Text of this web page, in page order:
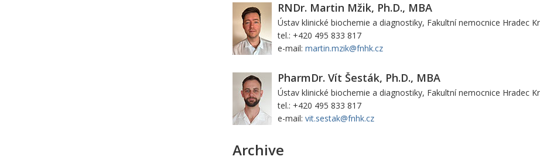
RNDr. Martin Mžik, Ph.D., MBA
Ústav klinické biochemie a diagnostiky, Fakultní nemocnice Hradec
tel.: +420 495 833 817
e-mail: martin.mzik@fnhk.cz
PharmDr. Vít Šesták, Ph.D., MBA
Ústav klinické biochemie a diagnostiky, Fakultní nemocnice Hradec
tel.: +420 495 833 817
e-mail: vit.sestak@fnhk.cz
Archive